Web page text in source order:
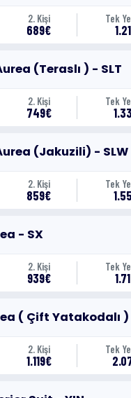
2. Kişi
689€
Tek
(Teraslı ) - SLT
2. Kişi
749€
Tek
(Jakuzili) - SLW
2. Kişi
859€
Tek
- SX
2. Kişi
939€
Tek
( Çift Yatakodalı )
2. Kişi
1.119€
Tek